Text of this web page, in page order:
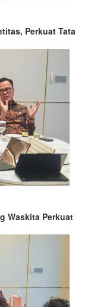
Perkuat Tata
Waskita Perkuat